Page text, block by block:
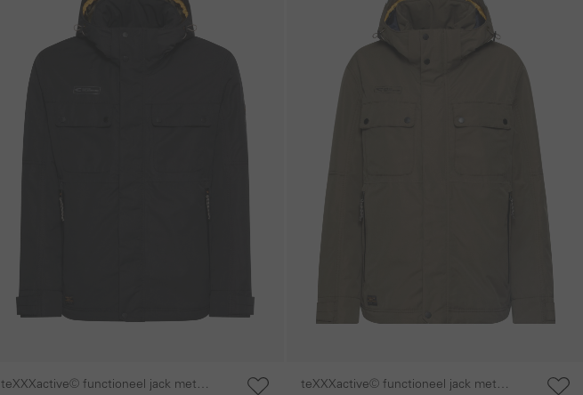
teXXXactive© functioneel jack met
teXXXactive© functioneel jack met